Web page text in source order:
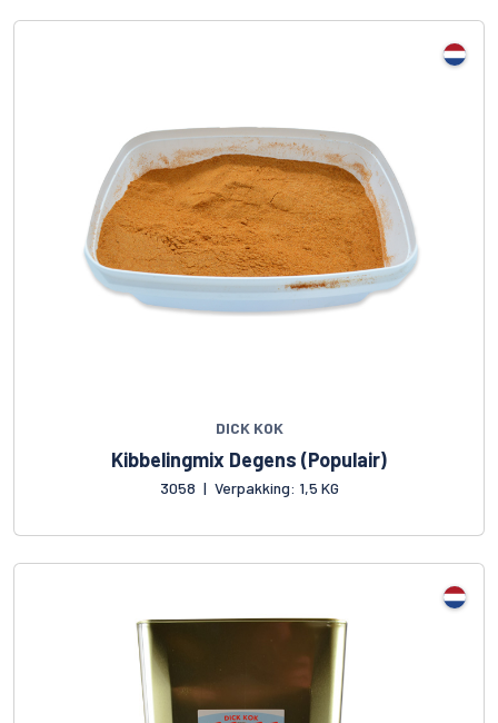
DICK KOK
Kibbelingmix Degens (Populair)
3058 | Verpakking: 1,5 KG